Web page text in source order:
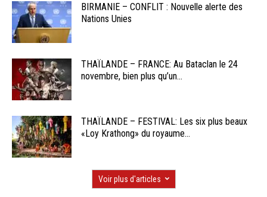
BIRMANIE – CONFLIT : Nouvelle alerte des
Nations Unies
THAÏLANDE – FRANCE: Au Bataclan le 24
novembre, bien plus qu’un...
THAÏLANDE – FESTIVAL: Les six plus beaux
«Loy Krathong» du royaume...
Voir plus d'articles